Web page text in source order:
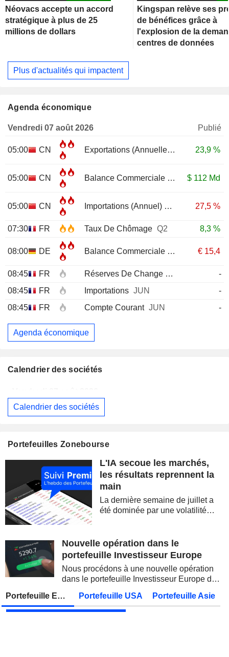
Néovacs accepte un accord
stratégique à plus de 25
millions de dollars
Kingspan relève ses
de bénéfices grâce à
l'explosion de la
centres de données
Plus d'actualités qui impactent
Agenda économique
Vendredi 07 août 2026 Publié
05:00 CN Exportations (Annuelle) 23,9 %
05:00 CN Balance CommercialeJUL $ 112 Md
05:00 CN Importations (Annuel)JUL 27,5 %
07:30 FR Taux De Chômage Q2 8,3 %
08:00 DE Balance CommercialeJUN € 15,4
08:45 FR Réserves De ChangeJUL
-
08:45
FR Importations JUN
-
08:45
FR Compte Courant JUN -
Agenda économique
Calendrier des sociétés
EUTELSAT COMMUNICATIONS
STATE BANK OF INDIA
OVERSEA-CHINESE BANKING CORPORATION LIMITED Publication des résultats - Q2 2026
MUNICH RE
JAPAN POST BANK CO., LTD. Publication des résultats - Q1 2027
ADNOC GAS PLC
KDDI CORPORATION Publication des résultats - Q1 2027
FUJIKURA LTD. Publication des résultats - Q1 2027
Calendrier des sociétés
Portefeuilles Zonebourse
L'IA secoue les marchés,
les résultats reprennent la
main
La dernière semaine de juillet a
été dominée par une volatilité
semi-conducteurs. Les
inquiétudes sur la soutenabilité
Nouvelle opération dans le
portefeuille Investisseur Europe
Nous procédons à une nouvelle opération
dans le portefeuille Investisseur Europe de
Portefeuille Europe Portefeuille USA Portefeuille Asie